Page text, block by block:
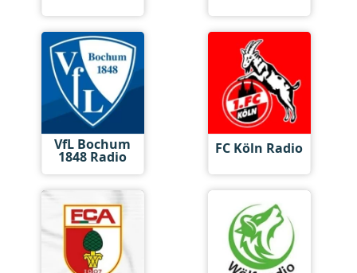
VfL Bochum
1848 Radio FC Köln Radio